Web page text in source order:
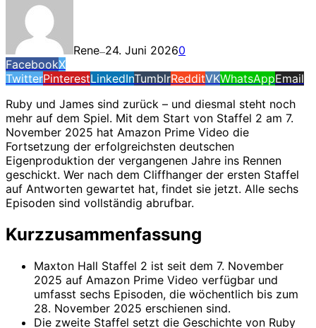
Rene—24. Juni 20260
FacebookX
TwitterPinterestLinkedInTumblrRedditVKWhatsAppEmail
Ruby und James sind zurück – und diesmal steht noch
mehr auf dem Spiel. Mit dem Start von Staffel 2 am 7.
November 2025 hat Amazon Prime Video die
Fortsetzung der erfolgreichsten deutschen
Eigenproduktion der vergangenen Jahre ins Rennen
geschickt. Wer nach dem Cliffhanger der ersten Staffel
auf Antworten gewartet hat, findet sie jetzt. Alle sechs
Episoden sind vollständig abrufbar.
Kurzzusammenfassung
Maxton Hall Staffel 2 ist seit dem 7. November
2025 auf Amazon Prime Video verfügbar und
umfasst sechs Episoden, die wöchentlich bis zum
28. November 2025 erschienen sind.
Die zweite Staffel setzt die Geschichte von Ruby